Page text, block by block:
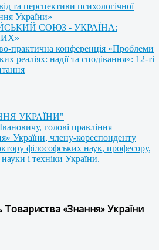
та перспективи психологічної
України»
СОЮЗ - УКРАЇНА:
практична конференція «Проблеми
реаліях: надії та сподівання»: 12-ті
УКРАЇНИ"
голові правління
України, члену-кореспонденту
філософських наук, професору,
і техніки України.
Товариства «Знання» України